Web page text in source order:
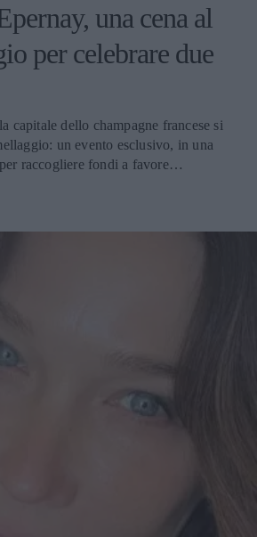
una cena al
per celebrare due
capitale dello champagne francese si
un evento esclusivo, in una
raccogliere fondi a favore